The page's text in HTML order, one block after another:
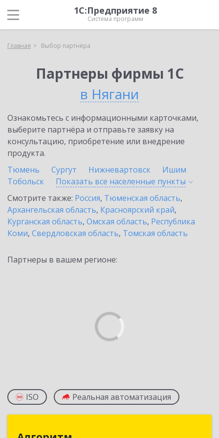
1С:Предприятие 8
Система программ
Главная Выбор партнёра
Партнеры фирмы 1С
в Нягани
Ознакомьтесь с информационными карточками,
выберите партнёра и отправьте заявку на
консультацию, приобретение или внедрение
продукта.
Тюмень
Сургут Нижневартовск
Ишим
Тобольск
Показать все населенные пункты
Смотрите также: Россия, Тюменская область,
Архангельская область, Красноярский край,
Курганская область, Омская область, Республика
Коми, Свердловская область, Томская область
Партнеры в вашем регионе:
ISO Реальная автоматизация